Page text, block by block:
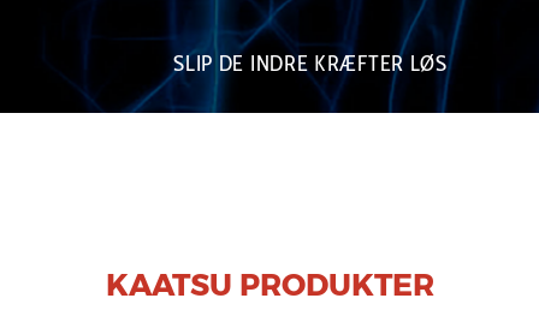
SLIP DE INDRE KRÆFTER LØS
KAATSU PRODUKTER